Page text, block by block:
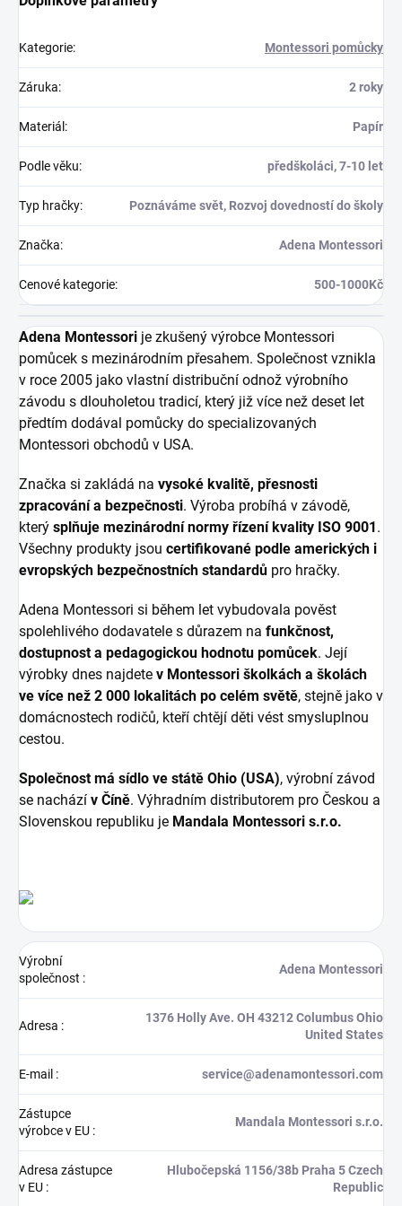
Kategorie: Montessori pomůcky
Záruka: 2 roky
Materiál : Papír
Podle věku: předškoláci, 7-10 let
Typ hračky: Poznáváme svět, Rozvoj dovedností do školy
Značka: Adena Montessori
Cenové kategorie: 500-1000Kč
Adena Montessori je zkušený výrobce Montessori
pomůcek s mezinárodním přesahem. Společnost vznikla
v roce 2005 jako vlastní distribuční odnož výrobního
závodu s dlouholetou tradicí, který již více než deset let
předtím dodával pomůcky do specializovaných
Montessori obchodů v USA.
Značka si zakládá na vysoké kvalitě, přesnosti
zpracování a bezpečnosti. Výroba probíhá v závodě,
který splňuje mezinárodní normy řízení kvality ISO 9001.
Všechny produkty jsou certifikované podle amerických i
evropských bezpečnostních standardů pro hračky.
Adena Montessori si během let vybudovala pověst
spolehlivého dodavatele s důrazem na funkčnost,
dostupnost a pedagogickou hodnotu pomůcek. Její
výrobky dnes najdete v Montessori školkách a školách
ve více než 2 000 lokalitách po celém světě, stejně jako v
domácnostech rodičů, kteří chtějí děti vést smysluplnou
cestou.
Společnost má sídlo ve státě Ohio (USA), výrobní závod
se nachází v Číně. Výhradním distributorem pro Českou a
Slovenskou republiku je Mandala Montessori s.r.o.
Výrobní
společnost :
Adena Montessori
Adresa :
1376 Holly Ave. OH 43212 Columbus Ohio
United States
E-mail : service@adenamontessori.com
Zástupce
výrobce v EU :
Mandala Montessori s.r.o.
Adresa zástupce
v EU :
Hlubočepská 1156/38b Praha 5 Czech
Republic